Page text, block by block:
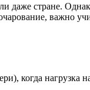
даже стране.
важно
когда нагрузка